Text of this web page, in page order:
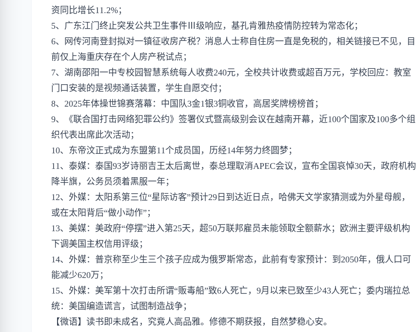
资同比增长11.2%；
5、广东江门终止突发公共卫生事件Ⅲ级响应，基孔肯雅热疫情防控转为常态化；
6、网传河南登封拟对一镇征收房产税？消息人士称自住房一直是免税的，相关链接已不见，目
前仅上海重庆存在个人房产税试点；
7、湖南邵阳一中专校园智慧系统每人收费240元，全校共计收费或超百万元，学校回应：教室
门口安装的是视频通话装置，学生自愿交付；
8、2025年体操世锦赛落幕：中国队3金1银3铜收官，高居奖牌榜榜首；
9、《联合国打击网络犯罪公约》签署仪式暨高级别会议在越南开幕，近100个国家及100多个组
织代表出席此次活动；
10、东帝汶正式成为东盟第11个成员国，历经14年努力终圆梦；
11、泰媒：泰国93岁诗丽吉王太后离世，泰总理取消APEC会议，宣布全国哀悼30天，政府机构
降半旗，公务员须着黑服一年；
12、外媒：太阳系第三位“星际访客”预计29日到达近日点，哈佛天文学家猜测或为外星母舰，
或在太阳背后“做小动作”；
13、美媒：美政府“停摆”进入第25天，超50万联邦雇员未能领取全额薪水；欧洲主要评级机构
下调美国主权信用评级；
14、外媒：普京称至少生三个孩子应成为俄罗斯常态，此前有专家预计：到2050年，俄人口可
能减少620万；
15、外媒：美军第十次打击所谓“贩毒船”致6人死亡，9月以来已致至少43人死亡；委内瑞拉总
统：美国编造谎言，试图制造战争；
【微语】读书即未成名，究竟人高品雅。修德不期获报，自然梦稳心安。